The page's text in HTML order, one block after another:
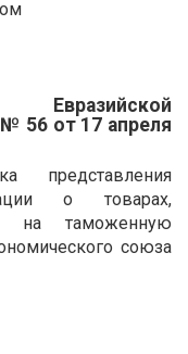
56 от 17 апреля
представления
о товарах,
на таможенную
союза